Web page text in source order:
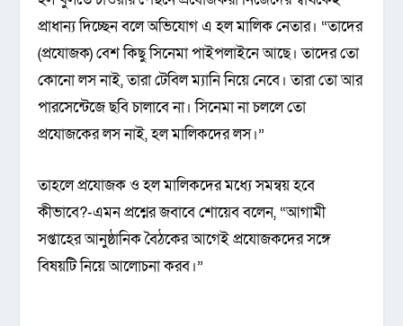
প্রাধান্য দিচ্ছেন বলে অভিযোগ এ হল মালিক নেতার। “তাদের
(প্রযোজক) বেশ কিছু সিনেমা পাইপলাইনে আছে। তাদের তো
কোনো লস নাই, তারা টেবিল ম্যানি নিয়ে নেবে। তারা তো আর
পারসেন্টেজে ছবি চালাবে না। সিনেমা না চললে তো
প্রযোজকের লস নাই, হল মালিকদের লস।”
তাহলে প্রযোজক ও হল মালিকদের মধ্যে সমন্বয় হবে
কীভাবে?-এমন প্রশ্নের জবাবে শোয়েব বলেন, “আগামী
সপ্তাহের আনুষ্ঠানিক বৈঠকের আগেই প্রযোজকদের সঙ্গে
বিষয়টি নিয়ে আলোচনা করব।”